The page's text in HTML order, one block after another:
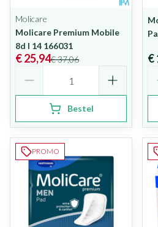
Molicare
Molicare Premium Mobile
8d l 14 166031
€ 37,06
€ 25,94
Bestel
€
PROMO